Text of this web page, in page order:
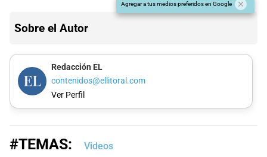
Agregar a tus medios preferidos en Google
Sobre el Autor
Redacción EL
contenidos@ellitoral.com
Ver Perfil
#TEMAS: Videos